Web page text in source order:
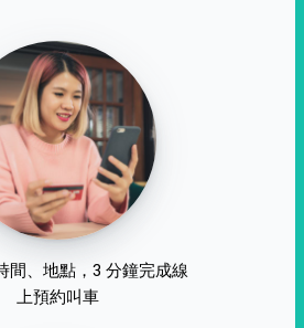
間、地點，3 分鐘完成線
上預約叫車